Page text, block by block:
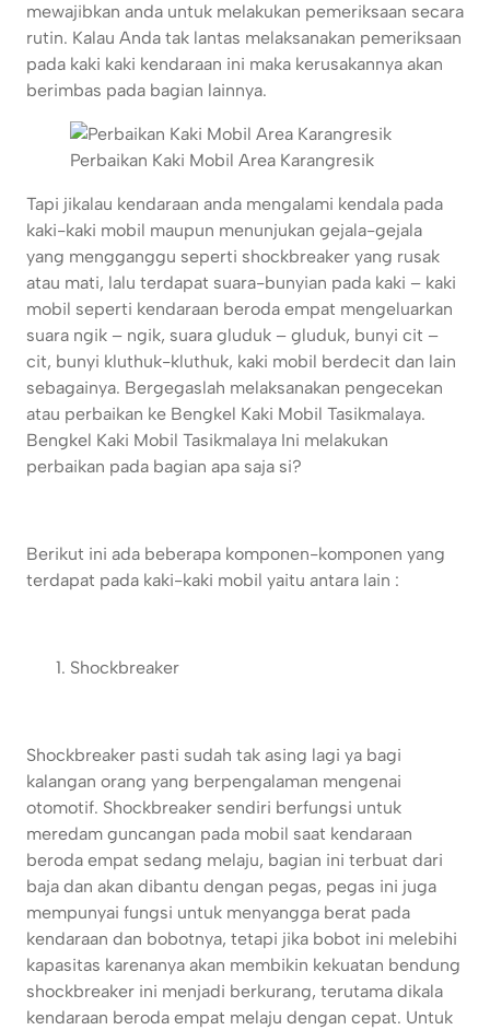
mewajibkan anda untuk melakukan pemeriksaan secara
rutin. Kalau Anda tak lantas melaksanakan pemeriksaan
pada kaki kaki kendaraan ini maka kerusakannya akan
berimbas pada bagian lainnya.
Perbaikan Kaki Mobil Area Karangresik
Tapi jikalau kendaraan anda mengalami kendala pada
kaki-kaki mobil maupun menunjukan gejala-gejala
yang mengganggu seperti shockbreaker yang rusak
atau mati, lalu terdapat suara-bunyian pada kaki – kaki
mobil seperti kendaraan beroda empat mengeluarkan
suara ngik – ngik, suara gluduk – gluduk, bunyi cit –
cit, bunyi kluthuk-kluthuk, kaki mobil berdecit dan lain
sebagainya. Bergegaslah melaksanakan pengecekan
atau perbaikan ke Bengkel Kaki Mobil Tasikmalaya.
Bengkel Kaki Mobil Tasikmalaya Ini melakukan
perbaikan pada bagian apa saja si?
Berikut ini ada beberapa komponen-komponen yang
terdapat pada kaki-kaki mobil yaitu antara lain :
Shockbreaker
Shockbreaker pasti sudah tak asing lagi ya bagi
kalangan orang yang berpengalaman mengenai
otomotif. Shockbreaker sendiri berfungsi untuk
meredam guncangan pada mobil saat kendaraan
beroda empat sedang melaju, bagian ini terbuat dari
baja dan akan dibantu dengan pegas, pegas ini juga
mempunyai fungsi untuk menyangga berat pada
kendaraan dan bobotnya, tetapi jika bobot ini melebihi
kapasitas karenanya akan membikin kekuatan bendung
shockbreaker ini menjadi berkurang, terutama dikala
kendaraan beroda empat melaju dengan cepat. Untuk